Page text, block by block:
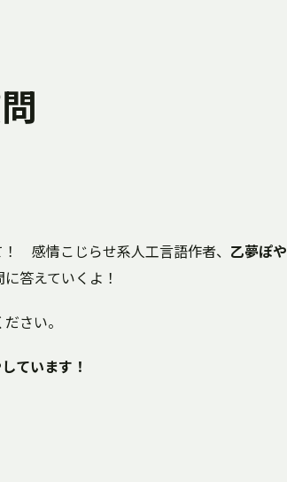
感情こじらせ系人工言語作者、 乙夢ぽや
答えていくよ！
さい。
ています！